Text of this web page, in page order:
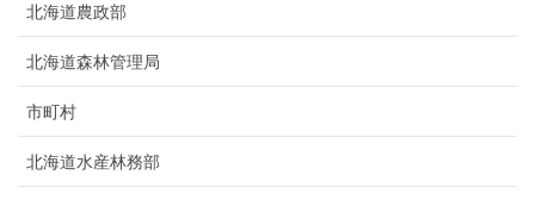
北海道農政部
北海道森林管理局
市町村
北海道水産林務部